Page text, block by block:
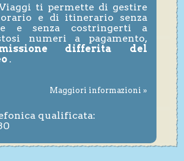
ti permette di gestire
e di itinerario senza
e senza costringerti a
numeri a pagamento,
differita del
.
Maggiori informazioni »
qualificata: